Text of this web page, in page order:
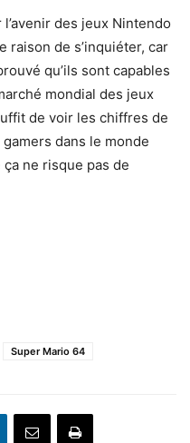
des jeux Nintendo
raison de s’inquiéter, car
qu’ils sont capables
mondial des jeux
de voir les chiffres de
dans le monde
ne risque pas de
Super Mario 64